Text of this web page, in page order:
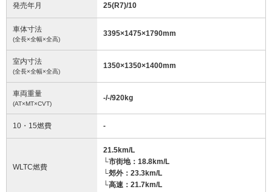
発売年月 25(R7)/10
車体寸法
(全長×全幅×全高)
3395×1475×1790mm
室内寸法
(全長×全幅×全高)
1350×1350×1400mm
車両重量
(AT×MT×CVT)
-/-/920kg
10・15燃費 -
WLTC燃費
21.5km/L
└市街地：18.8km/L
└郊外：23.3km/L
└高速：21.7km/L